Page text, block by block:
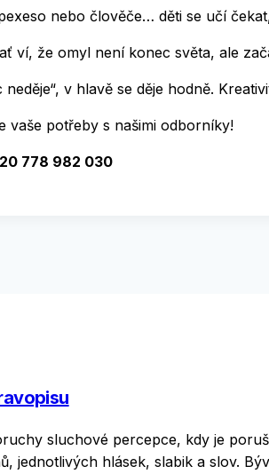
nebo člověče… děti se učí
ví, že omyl není konec světa, ale
v hlavě se děje hodně.
vaše potřeby s našimi odborníky!
778 982 030
sluchové percepce, kdy je
jednotlivých hlásek, slabik a slov.